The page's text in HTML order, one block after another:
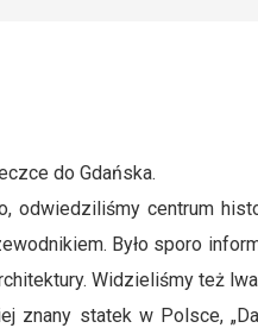
do Gdańska.
odwiedziliśmy centrum
Było sporo
Widzieliśmy też
znany statek w Polsce,